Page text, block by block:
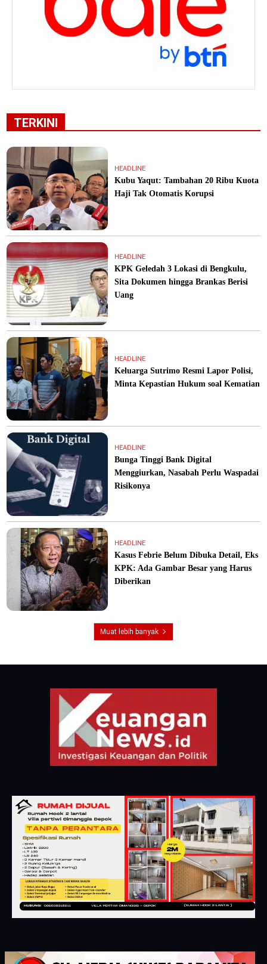
TERKINI
HEADLINE
Kubu Yaqut: Tambahan 20 Ribu Kuota
Haji Tak Otomatis Korupsi
HEADLINE
KPK Geledah 3 Lokasi di Bengkulu,
Sita Dokumen hingga Brankas Berisi
Uang
HEADLINE
Keluarga Sutrimo Resmi Lapor Polisi,
Minta Kepastian Hukum soal Kematian
HEADLINE
Bunga Tinggi Bank Digital
Menggiurkan, Nasabah Perlu Waspadai
Risikonya
HEADLINE
Kasus Febrie Belum Dibuka Detail, Eks
KPK: Ada Gambar Besar yang Harus
Diberikan
Muat lebih banyak